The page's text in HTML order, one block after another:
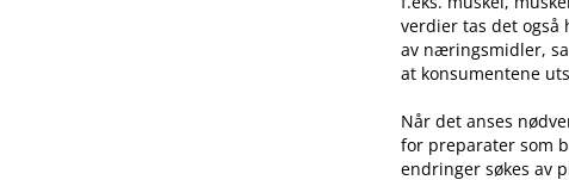
verdier tas det også
av næringsmidler,
at konsumentene
Når det anses
for preparater som
endringer søkes av